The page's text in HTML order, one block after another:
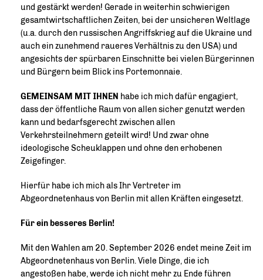
und gestärkt werden! Gerade in weiterhin schwierigen
gesamtwirtschaftlichen Zeiten, bei der unsicheren Weltlage
(u.a. durch den russischen Angriffskrieg auf die Ukraine und
auch ein zunehmend raueres Verhältnis zu den USA) und
angesichts der spürbaren Einschnitte bei vielen Bürgerinnen
und Bürgern beim Blick ins Portemonnaie.
GEMEINSAM MIT IHNEN habe ich mich dafür engagiert,
dass der öffentliche Raum von allen sicher genutzt werden
kann und bedarfsgerecht zwischen allen
Verkehrsteilnehmern geteilt wird! Und zwar ohne
ideologische Scheuklappen und ohne den erhobenen
Zeigefinger.
Hierfür habe ich mich als Ihr Vertreter im
Abgeordnetenhaus von Berlin mit allen Kräften eingesetzt.
Für ein besseres Berlin!
Mit den Wahlen am 20. September 2026 endet meine Zeit im
Abgeordnetenhaus von Berlin. Viele Dinge, die ich
angestoßen habe, werde ich nicht mehr zu Ende führen